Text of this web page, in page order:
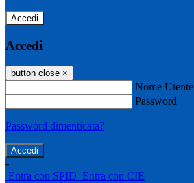
Accedi
Accedi
button close ×
Nome Utente
Password
Password dimenticata?
-
Entra con SPID Entra con CIE